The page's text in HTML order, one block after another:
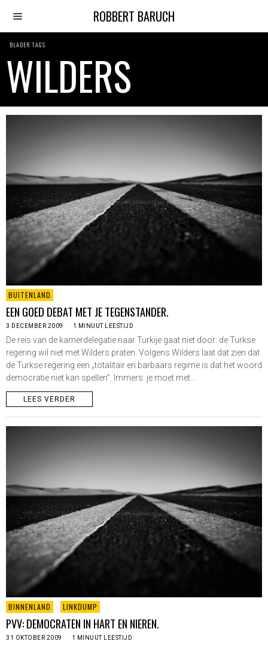
ROBBERT BARUCH
BLADER TAGS
WILDERS
BUITENLAND
EEN GOED DEBAT MET JE TEGENSTANDER.
3 DECEMBER 2009 1 MINUUT LEESTIJD
De reis van de kamerdelegatie naar Turkije gaat niet door: de Turkse
regering wil niet met Wilders praten. Volgens Wilders laat dat zien dat
de Turkse regering een „totalitair en barbaars regime is dat het woord
democratie niet kan spellen”. Immers: je moet met…
LEES VERDER
BINNENLAND · LINKDUMP
PVV: DEMOCRATEN IN HART EN NIEREN.
31 OKTOBER 2009 1 MINUUT LEESTIJD